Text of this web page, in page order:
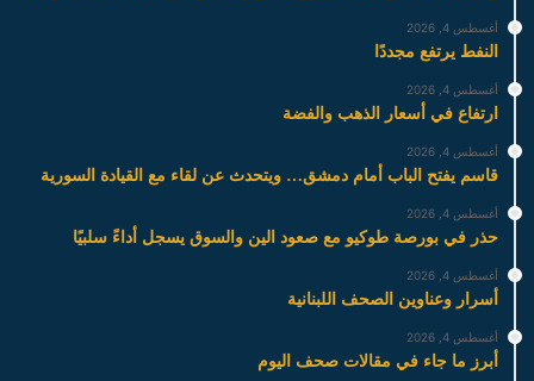
أغسطس 4, 2026
النفط يرتفع مجددًا
أغسطس 4, 2026
ارتفاع في أسعار الذهب والفضة
أغسطس 4, 2026
قاسم يفتح الباب أمام دمشق… ويتحدث عن لقاء مع القيادة السورية
أغسطس 4, 2026
حذر في بورصة طوكيو مع صعود الين والسوق يسجل أداءً سلبيًا
أغسطس 4, 2026
أسرار وعناوين الصحف اللبنانية
أغسطس 4, 2026
أبرز ما جاء في مقالات صحف اليوم